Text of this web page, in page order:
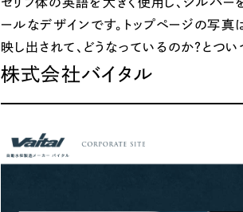
アウトソーシ
その他のサ
ールなデザインです。トップページの写
映し出されて、どうなっているのか？とつ
株式会社バイタル